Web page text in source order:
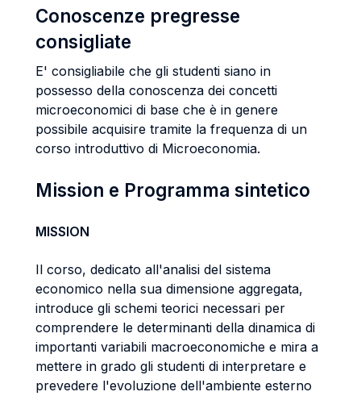
Conoscenze pregresse
consigliate
E' consigliabile che gli studenti siano in
possesso della conoscenza dei concetti
microeconomici di base che è in genere
possibile acquisire tramite la frequenza di un
corso introduttivo di Microeconomia.
Mission e Programma sintetico
MISSION
Il corso, dedicato all'analisi del sistema
economico nella sua dimensione aggregata,
introduce gli schemi teorici necessari per
comprendere le determinanti della dinamica di
importanti variabili macroeconomiche e mira a
mettere in grado gli studenti di interpretare e
prevedere l'evoluzione dell'ambiente esterno